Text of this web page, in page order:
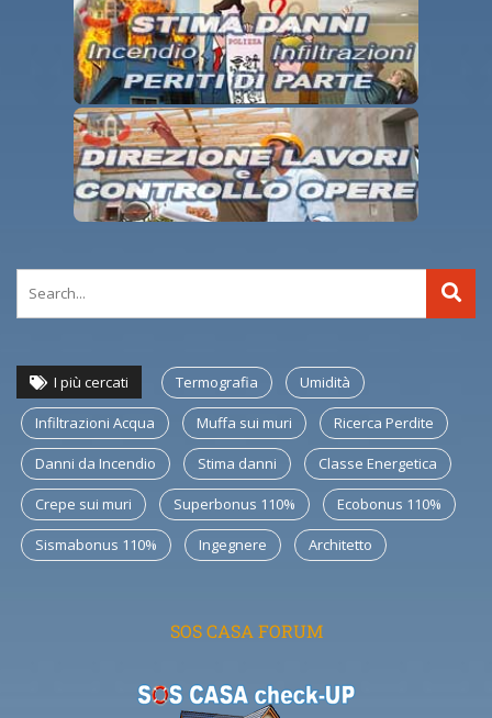
I più cercati Termografia Umidità
Infiltrazioni Acqua Muffa sui muri Ricerca Perdite
Danni da Incendio Stima danni Classe Energetica
Crepe sui muri Superbonus 110% Ecobonus 110%
Sismabonus 110% Ingegnere Architetto
SOS CASA FORUM